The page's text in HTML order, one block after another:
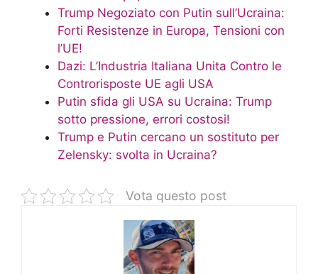
Trump Negoziato con Putin sull’Ucraina:
Forti Resistenze in Europa, Tensioni con
l’UE!
Dazi: L’Industria Italiana Unita Contro le
Controrisposte UE agli USA
Putin sfida gli USA su Ucraina: Trump
sotto pressione, errori costosi!
Trump e Putin cercano un sostituto per
Zelensky: svolta in Ucraina?
Vota questo post